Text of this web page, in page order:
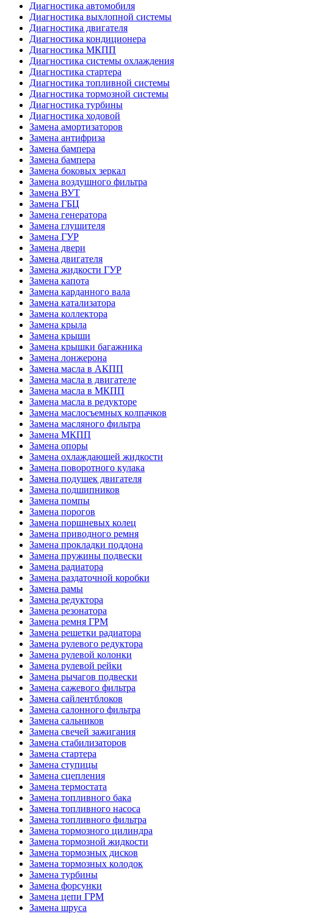
Диагностика автомобиля
Диагностика выхлопной системы
Диагностика двигателя
Диагностика кондиционера
Диагностика МКПП
Диагностика системы охлаждения
Диагностика стартера
Диагностика топливной системы
Диагностика тормозной системы
Диагностика турбины
Диагностика ходовой
Замена амортизаторов
Замена антифриза
Замена бампера
Замена бампера
Замена боковых зеркал
Замена воздушного фильтра
Замена ВУТ
Замена ГБЦ
Замена генератора
Замена глушителя
Замена ГУР
Замена двери
Замена двигателя
Замена жидкости ГУР
Замена капота
Замена карданного вала
Замена катализатора
Замена коллектора
Замена крыла
Замена крыши
Замена крышки багажника
Замена лонжерона
Замена масла в АКПП
Замена масла в двигателе
Замена масла в МКПП
Замена масла в редукторе
Замена маслосъемных колпачков
Замена масляного фильтра
Замена МКПП
Замена опоры
Замена охлаждающей жидкости
Замена поворотного кулака
Замена подушек двигателя
Замена подшипников
Замена помпы
Замена порогов
Замена поршневых колец
Замена приводного ремня
Замена прокладки поддона
Замена пружины подвески
Замена радиатора
Замена раздаточной коробки
Замена рамы
Замена редуктора
Замена резонатора
Замена ремня ГРМ
Замена решетки радиатора
Замена рулевого редуктора
Замена рулевой колонки
Замена рулевой рейки
Замена рычагов подвески
Замена сажевого фильтра
Замена сайлентблоков
Замена салонного фильтра
Замена сальников
Замена свечей зажигания
Замена стабилизаторов
Замена стартера
Замена ступицы
Замена сцепления
Замена термостата
Замена топливного бака
Замена топливного насоса
Замена топливного фильтра
Замена тормозного цилиндра
Замена тормозной жидкости
Замена тормозных дисков
Замена тормозных колодок
Замена турбины
Замена форсунки
Замена цепи ГРМ
Замена шруса